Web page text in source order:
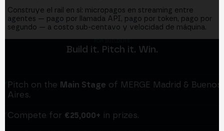
Construye el rail en sí: micropagos en streaming entre
agentes — pago por llamada API, pago por token, pago por
segundo — a costo sub-centavo y velocidad de máquina.
Build it. Pitch it. Win.
Pitch on the Main Stage of MERGE Madrid & Buenos
Aires.
Compete for €25,000+ in prizes.